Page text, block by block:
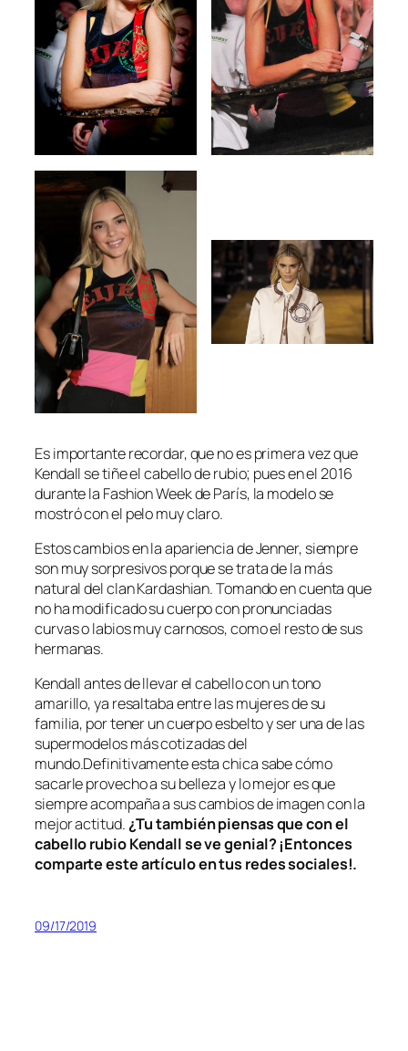
Es importante recordar, que no es primera vez que
Kendall se tiñe el cabello de rubio; pues en el 2016
durante la Fashion Week de París, la modelo se
mostró con el pelo muy claro.
Estos cambios en la apariencia de Jenner, siempre
son muy sorpresivos porque se trata de la más
natural del clan Kardashian. Tomando en cuenta que
no ha modificado su cuerpo con pronunciadas
curvas o labios muy carnosos, como el resto de sus
hermanas.
Kendall antes de llevar el cabello con un tono
amarillo, ya resaltaba entre las mujeres de su
familia, por tener un cuerpo esbelto y ser una de las
supermodelos más cotizadas del
mundo.Definitivamente esta chica sabe cómo
sacarle provecho a su belleza y lo mejor es que
siempre acompaña a sus cambios de imagen con la
mejor actitud.¿Tu también piensas que con el
cabello rubio Kendall se ve genial? ¡Entonces
comparte este artículo en tus redes sociales!.
09/17/2019